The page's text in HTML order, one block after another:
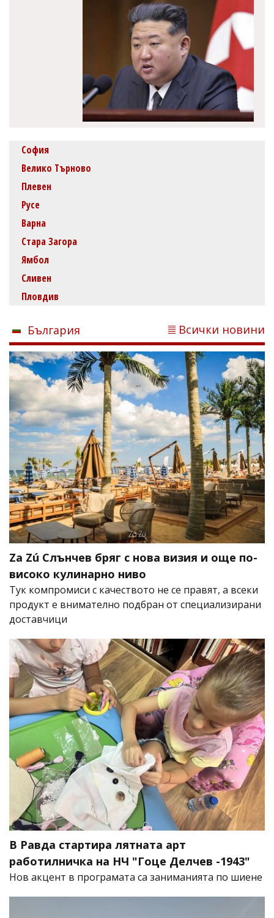
София
Велико Търново
Плевен
Русе
Варна
Стара Загора
Ямбол
Сливен
Пловдив
България Всички новини
Za Zú Слънчев бряг с нова визия и още по-
високо кулинарно ниво
Тук компромиси с качеството не се правят, а всеки
продукт е внимателно подбран от специализирани
доставчици
В Равда стартира лятната арт
работилничка на НЧ "Гоце Делчев -1943"
Нов акцент в програмата са заниманията по шиене